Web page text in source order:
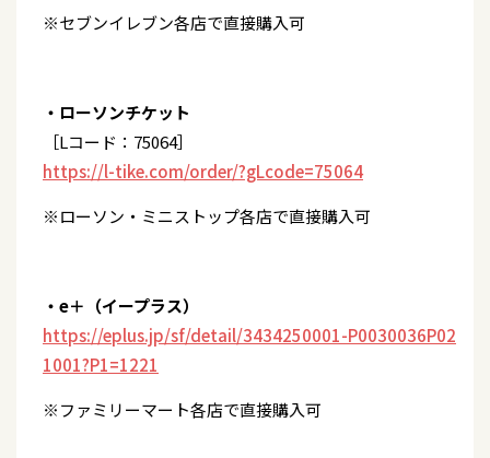
※セブンイレブン各店で直接購入可
・ローソンチケット
［Lコード：75064］
https://l-tike.com/order/?gLcode=75064
※ローソン・ミニストップ各店で直接購入可
・e＋（イープラス）
https://eplus.jp/sf/detail/3434250001-P0030036P02
1001?P1=1221
※ファミリーマート各店で直接購入可